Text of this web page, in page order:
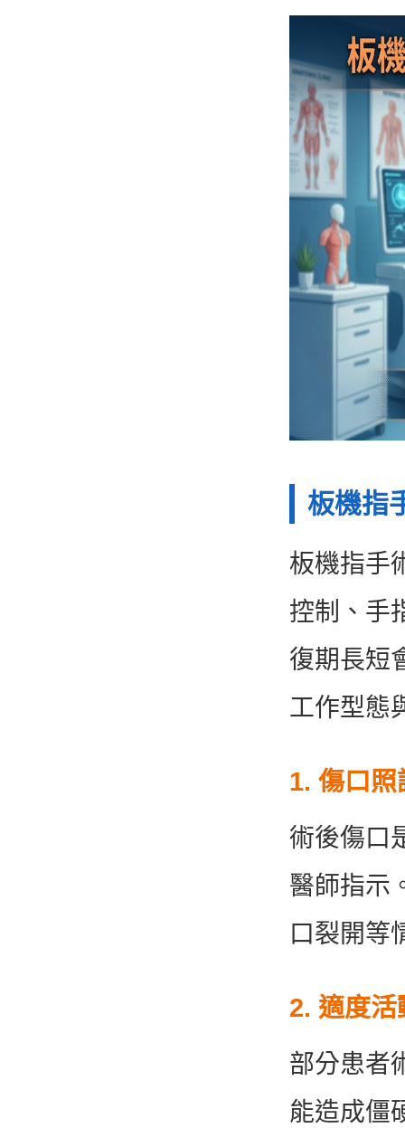
板機指
板機指手
控制、手
復期長短
工作型態
1. 傷口
術後傷口
醫師指示
口裂開等
2. 適度
部分患者
能造成僵